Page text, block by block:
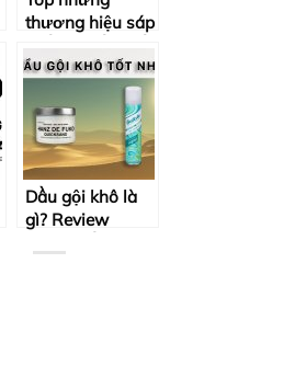
thương hiệu sáp
2021
Dầu gội khô là
gì? Review